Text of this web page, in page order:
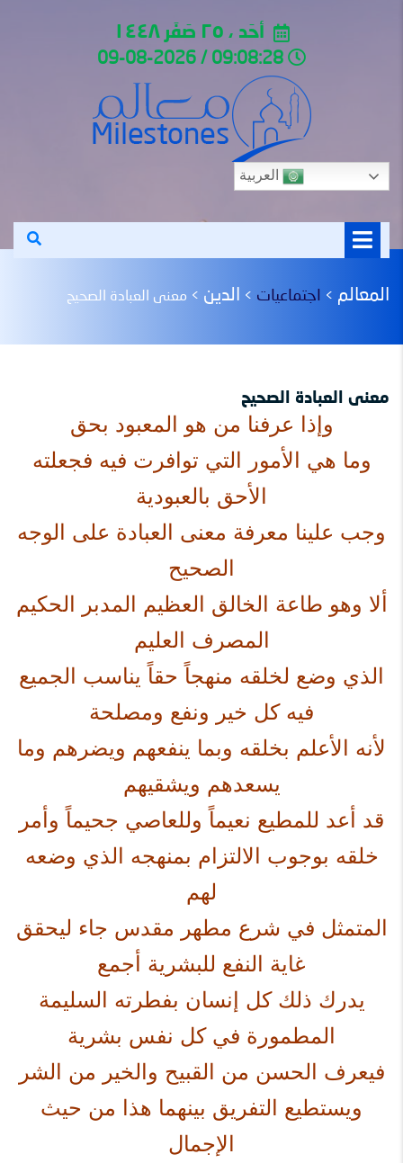
أحَد ، ٢٥ صَفَر ١٤٤٨
العربية
المعالم > اجتماعيات > الدين > معنى العبادة الصحيح
معنى العبادة الصحيح
وإذا عرفنا من هو المعبود بحق
وما هي الأمور التي توافرت فيه فجعلته
الأحق بالعبودية
وجب علينا معرفة معنى العبادة على الوجه
الصحيح
ألا وهو طاعة الخالق العظيم المدبر الحكيم
المصرف العليم
الذي وضع لخلقه منهجاً حقاً يناسب الجميع
فيه كل خير ونفع ومصلحة
لأنه الأعلم بخلقه وبما ينفعهم ويضرهم وما
يسعدهم ويشقيهم
قد أعد للمطيع نعيماً وللعاصي جحيماً وأمر
خلقه بوجوب الالتزام بمنهجه الذي وضعه
لهم
المتمثل في شرع مطهر مقدس جاء ليحقق
غاية النفع للبشرية أجمع
يدرك ذلك كل إنسان بفطرته السليمة
المطمورة في كل نفس بشرية
فيعرف الحسن من القبيح والخير من الشر
ويستطيع التفريق بينهما هذا من حيث
الإجمال